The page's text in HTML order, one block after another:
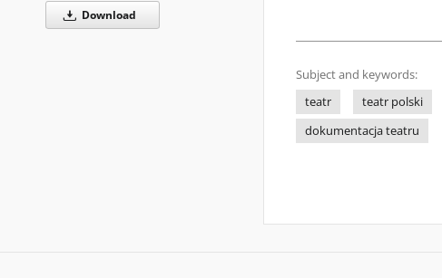
Download
Subject and keywords:
teatr
teatr polski
dokumentacja teatru